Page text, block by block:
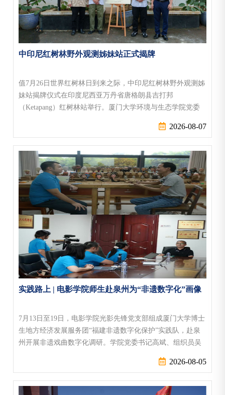
中印尼红树林野外观测姊妹站正式揭牌
值7月26日世界红树林日到来之际，中印尼红树林野外观测姊
妹站揭牌仪式在印度尼西亚万丹省唐格朗县吉打邦
（Ketapang）红树林站举行。厦门大学环境与生态学院党委
（IPBUniversity）副校长伊斯坎达尔·西雷加尔
迪（HefniEffendi）教授，唐格朗县政府
（TangerangRegencyGovernment）领导索马·阿特马贾
（SomaAtmaja）及...
2026-08-07
实践路上 | 电影学院师生赴泉州为“非遗数字化”画像
7月13日至19日，电影学院光影先锋党支部组成厦门大学博士
生地方经济发展服务团“福建非遗数字化保护”实践队，赴泉
州开展非遗戏曲数字化调研。学院党委书记高斌、组织员吴
学术指导，实践队先后走访泉州市提线木偶戏传承保护中
伸至文旅主管部门与本土科技企业。七天里，实践队共发放
2026-08-05